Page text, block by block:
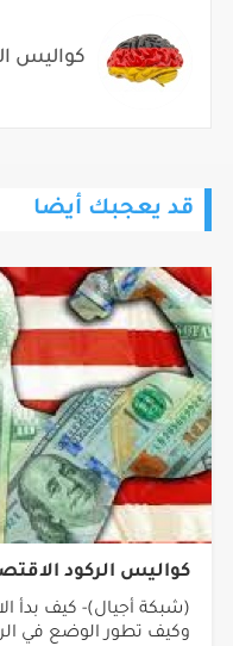
كواليس
قد يعجبك أيضا
كواليس الركود
(شبكة أجيال)- كيف بدأ
وكيف تطور الوضع في